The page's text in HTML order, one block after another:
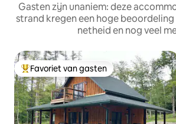
Gasten zijn unaniem: deze
strand kregen een hoge
netheid en nog veel
Topfavoriet van gasten
Favoriet van gasten